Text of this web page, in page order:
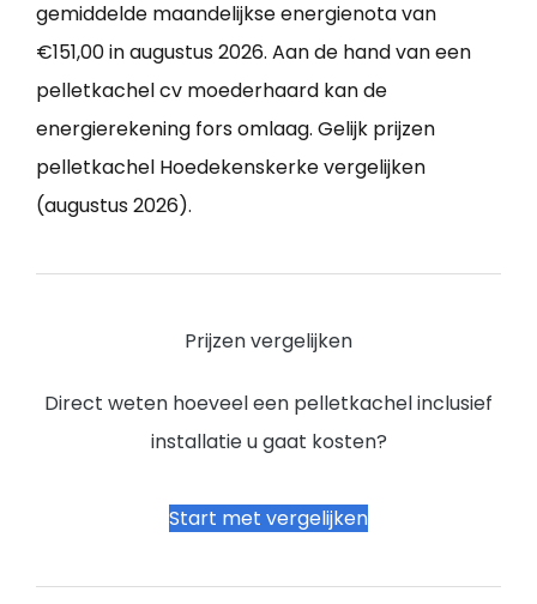
gemiddelde maandelijkse energienota van
€151,00 in augustus 2026. Aan de hand van een
pelletkachel cv moederhaard kan de
energierekening fors omlaag. Gelijk prijzen
pelletkachel Hoedekenskerke vergelijken
(augustus 2026).
Prijzen vergelijken
Direct weten hoeveel een pelletkachel inclusief
installatie u gaat kosten?
Start met vergelijken